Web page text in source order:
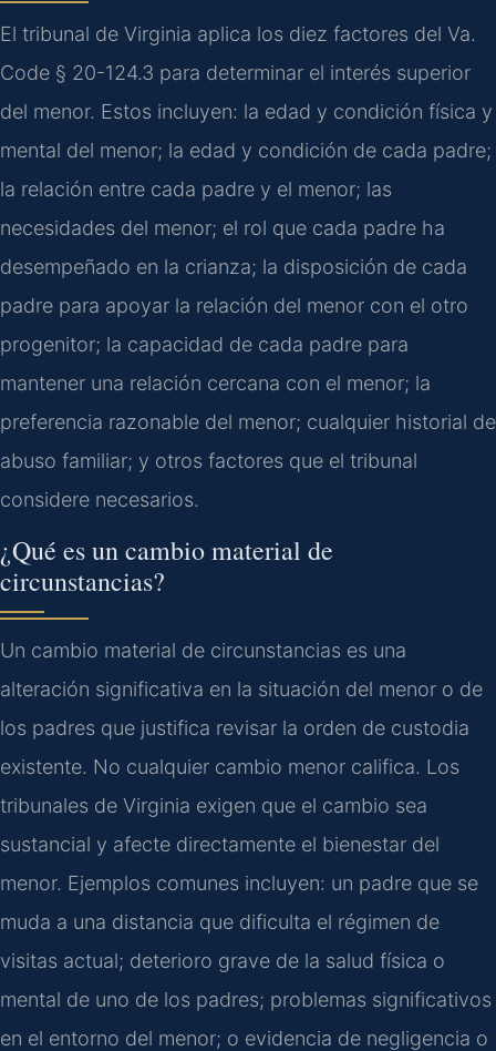
El tribunal de Virginia aplica los diez factores del Va.
Code § 20-124.3 para determinar el interés superior
del menor. Estos incluyen: la edad y condición física y
mental del menor; la edad y condición de cada padre;
la relación entre cada padre y el menor; las
necesidades del menor; el rol que cada padre ha
desempeñado en la crianza; la disposición de cada
padre para apoyar la relación del menor con el otro
progenitor; la capacidad de cada padre para
mantener una relación cercana con el menor; la
preferencia razonable del menor; cualquier historial de
abuso familiar; y otros factores que el tribunal
considere necesarios.
¿Qué es un cambio material de
circunstancias?
Un cambio material de circunstancias es una
alteración significativa en la situación del menor o de
los padres que justifica revisar la orden de custodia
existente. No cualquier cambio menor califica. Los
tribunales de Virginia exigen que el cambio sea
sustancial y afecte directamente el bienestar del
menor. Ejemplos comunes incluyen: un padre que se
muda a una distancia que dificulta el régimen de
visitas actual; deterioro grave de la salud física o
mental de uno de los padres; problemas significativos
en el entorno del menor; o evidencia de negligencia o